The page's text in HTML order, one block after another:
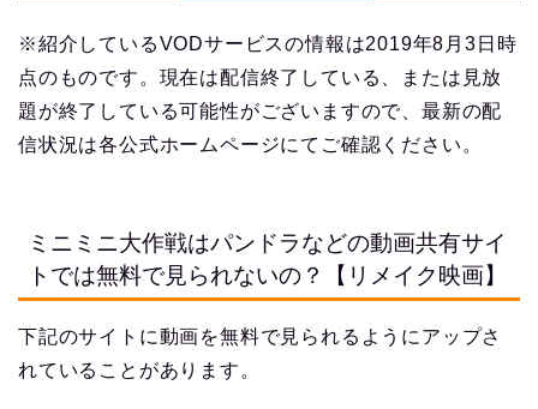
※紹介しているVODサービスの情報は2019年8月3日時
点のものです。現在は配信終了している、または見放
題が終了している可能性がございますので、最新の配
信状況は各公式ホームページにてご確認ください。
ミニミニ大作戦はパンドラなどの動画共有サイ
トでは無料で見られないの？【リメイク映画】
下記のサイトに動画を無料で見られるようにアップさ
れていることがあります。